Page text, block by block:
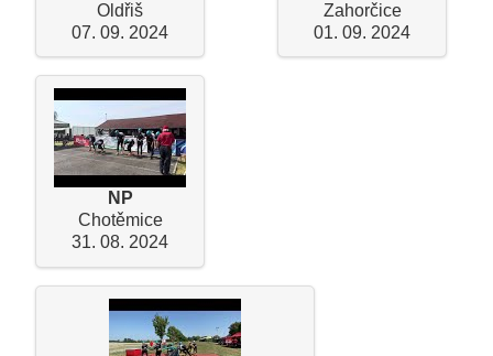
Oldřiš
07. 09. 2024
Zahorčice
01. 09. 2024
NP
Chotěmice
31. 08. 2024